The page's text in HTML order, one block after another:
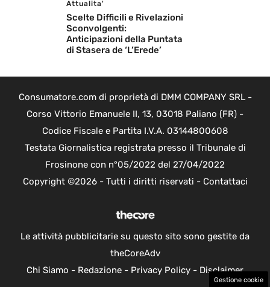
Attualita'
Scelte Difficili e Rivelazioni
Sconvolgenti:
Anticipazioni della Puntata
di Stasera de ‘L’Erede’
Consumatore.com di proprietà di DMM COMPANY SRL -
Corso Vittorio Emanuele II, 13, 03018 Paliano (FR) -
Codice Fiscale e Partita I.V.A. 03144800608
Testata Giornalistica registrata presso il Tribunale di
Frosinone con n°05/2022 del 27/04/2022
Copyright ©2026 - Tutti i diritti riservati - Contattaci
Le attività pubblicitarie su questo sito sono gestite da
theCoreAdv
Chi Siamo - Redazione - Privacy Policy - Disclaimer
Gestione cookie